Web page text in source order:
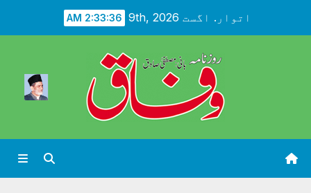
اتوار. اگست 9th, 2026 2:33:38 AM